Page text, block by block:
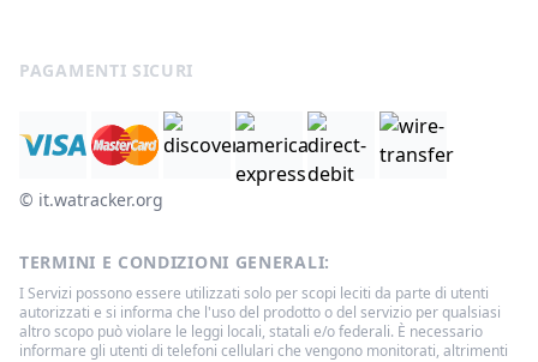
PAGAMENTI SICURI
© ‌it.watracker.org
TERMINI E CONDIZIONI GENERALI:
I Servizi possono essere utilizzati solo per scopi leciti da parte di utenti
autorizzati e si informa che l'uso del prodotto o del servizio per qualsiasi
altro scopo può violare le leggi locali, statali e/o federali. È necessario
informare gli utenti di telefoni cellulari che vengono monitorati, altrimenti